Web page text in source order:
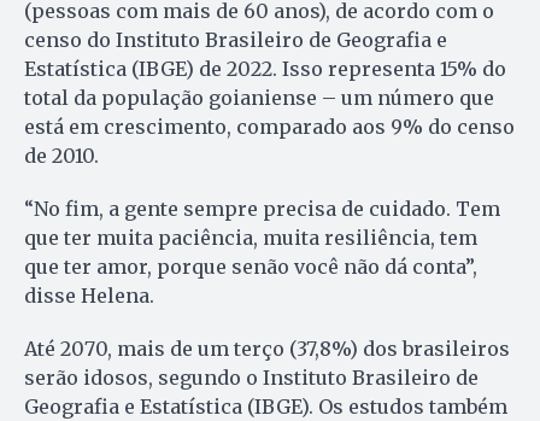
(pessoas com mais de 60 anos), de acordo com o
censo do Instituto Brasileiro de Geografia e
Estatística (IBGE) de 2022. Isso representa 15% do
total da população goianiense – um número que
está em crescimento, comparado aos 9% do censo
de 2010.
“No fim, a gente sempre precisa de cuidado. Tem
que ter muita paciência, muita resiliência, tem
que ter amor, porque senão você não dá conta”,
disse Helena.
Até 2070, mais de um terço (37,8%) dos brasileiros
serão idosos, segundo o Instituto Brasileiro de
Geografia e Estatística (IBGE). Os estudos também